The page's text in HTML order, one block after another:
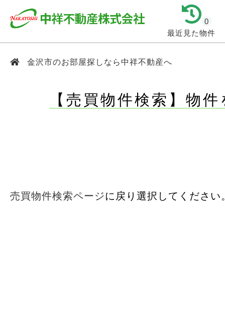
最近見た物件
0
金沢市のお部屋探しなら中祥不動産へ
【売買物件検索】物
売買物件検索ページに戻り選択してください